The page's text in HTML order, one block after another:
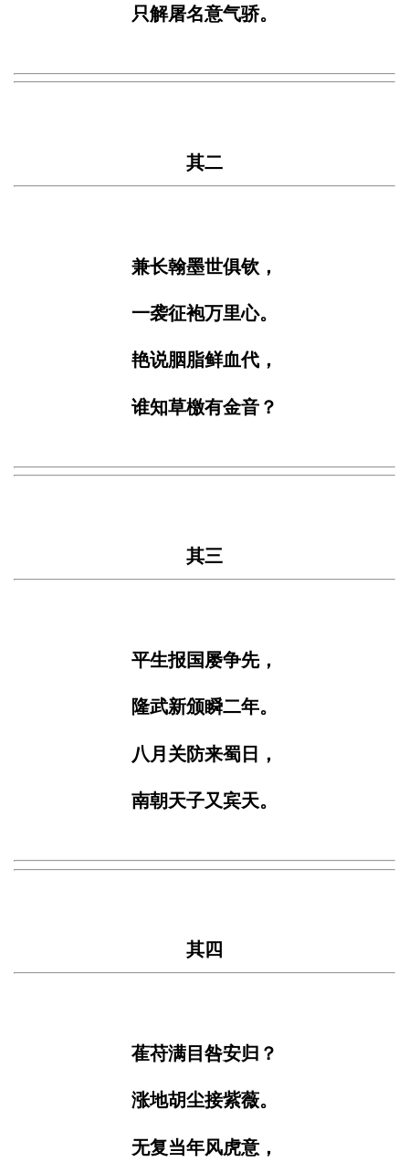
只解屠名意气骄。
其二
兼长翰墨世俱钦，
一袭征袍万里心。
艳说胭脂鲜血代，
谁知草檄有金音？
其三
平生报国屡争先，
隆武新颁瞬二年。
八月关防来蜀日，
南朝天子又宾天。
其四
萑苻满目咎安归？
涨地胡尘接紫薇。
无复当年风虎意，